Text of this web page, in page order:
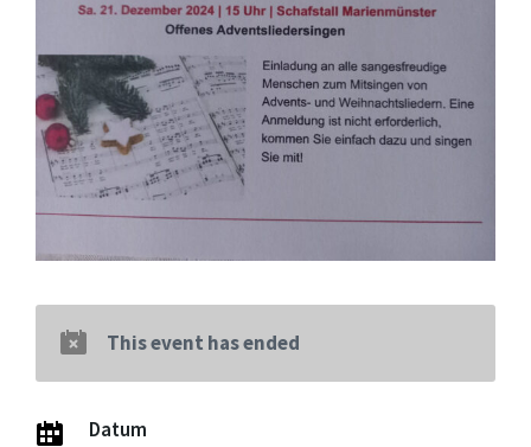
This event has ended
Datum